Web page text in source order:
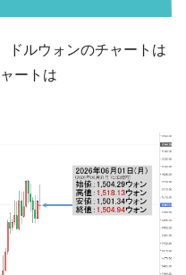
強く左右される状態
在明。李在明を支持しな
ラ政策室長が告発され
丸刈りになって抗議活
出を異常増加させる ⇒ 中
絶好調」のウラで他業
ドルウォンのチャートは
ートは